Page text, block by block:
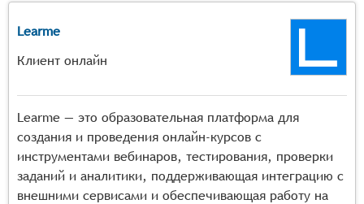
Learme
Клиент онлайн
Learme — это образовательная платформа для
создания и проведения онлайн-курсов с
инструментами вебинаров, тестирования, проверки
заданий и аналитики, поддерживающая интеграцию с
внешними сервисами и обеспечивающая работу на